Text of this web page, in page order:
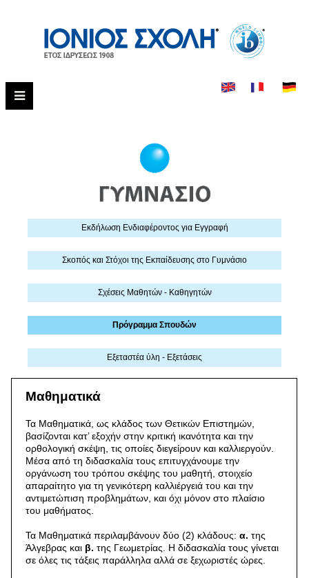
Εκδήλωση Eνδιαφέροντος για Εγγραφή
Σκοπός και Στόχοι της Εκπαίδευσης στο Γυμνάσιο
Σχέσεις Μαθητών - Καθηγητών
Πρόγραμμα Σπουδών
Εξεταστέα ύλη - Εξετάσεις
Μαθηματικά
Τα Μαθηματικά, ως κλάδος των Θετικών Επιστημών,
βασίζονται κατ’ εξοχήν στην κριτική ικανότητα και την
ορθολογική σκέψη, τις οποίες διεγείρουν και καλλιεργούν.
Μέσα από τη διδασκαλία τους επιτυγχάνουμε την
οργάνωση του τρόπου σκέψης του μαθητή, στοιχείο
απαραίτητο για τη γενικότερη καλλιέργειά του και την
αντιμετώπιση προβλημάτων, και όχι μόνον στο πλαίσιο
του μαθήματος.
Τα Μαθηματικά περιλαμβάνουν δύο (2) κλάδους:α. της
Άλγεβρας και β. της Γεωμετρίας. Η διδασκαλία τους γίνεται
σε όλες τις τάξεις παράλληλα αλλά σε ξεχωριστές ώρες.